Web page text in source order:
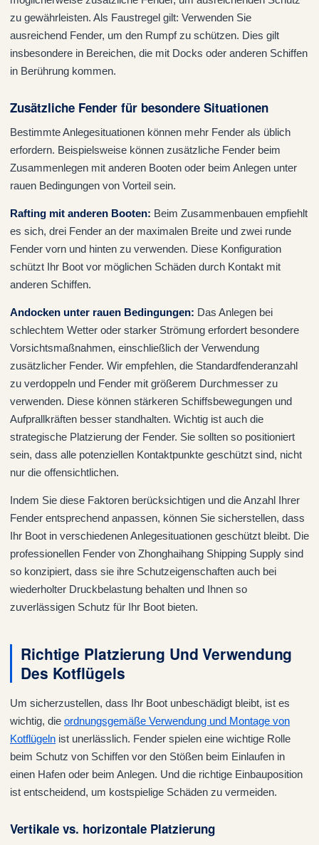
zu gewährleisten. Als Faustregel gilt: Verwenden Sie
ausreichend Fender, um den Rumpf zu schützen. Dies gilt
insbesondere in Bereichen, die mit Docks oder anderen Schiffen
in Berührung kommen.
Zusätzliche Fender für besondere Situationen
Bestimmte Anlegesituationen können mehr Fender als üblich
erfordern. Beispielsweise können zusätzliche Fender beim
Zusammenlegen mit anderen Booten oder beim Anlegen unter
rauen Bedingungen von Vorteil sein.
Rafting mit anderen Booten: Beim Zusammenbauen empfiehlt
es sich, drei Fender an der maximalen Breite und zwei runde
Fender vorn und hinten zu verwenden. Diese Konfiguration
schützt Ihr Boot vor möglichen Schäden durch Kontakt mit
anderen Schiffen.
Andocken unter rauen Bedingungen: Das Anlegen bei
schlechtem Wetter oder starker Strömung erfordert besondere
Vorsichtsmaßnahmen, einschließlich der Verwendung
zusätzlicher Fender. Wir empfehlen, die Standardfenderanzahl
zu verdoppeln und Fender mit größerem Durchmesser zu
verwenden. Diese können stärkeren Schiffsbewegungen und
Aufprallkräften besser standhalten. Wichtig ist auch die
strategische Platzierung der Fender. Sie sollten so positioniert
sein, dass alle potenziellen Kontaktpunkte geschützt sind, nicht
nur die offensichtlichen.
Indem Sie diese Faktoren berücksichtigen und die Anzahl Ihrer
Fender entsprechend anpassen, können Sie sicherstellen, dass
Ihr Boot in verschiedenen Anlegesituationen geschützt bleibt. Die
professionellen Fender von Zhonghaihang Shipping Supply sind
so konzipiert, dass sie ihre Schutzeigenschaften auch bei
wiederholter Druckbelastung behalten und Ihnen so
zuverlässigen Schutz für Ihr Boot bieten.
Richtige Platzierung Und Verwendung
Des Kotflügels
Um sicherzustellen, dass Ihr Boot unbeschädigt bleibt, ist es
wichtig, die ordnungsgemäße Verwendung und Montage von
Kotflügeln ist unerlässlich. Fender spielen eine wichtige Rolle
beim Schutz von Schiffen vor den Stößen beim Einlaufen in
einen Hafen oder beim Anlegen. Und die richtige Einbauposition
ist entscheidend, um kostspielige Schäden zu vermeiden.
Vertikale vs. horizontale Platzierung